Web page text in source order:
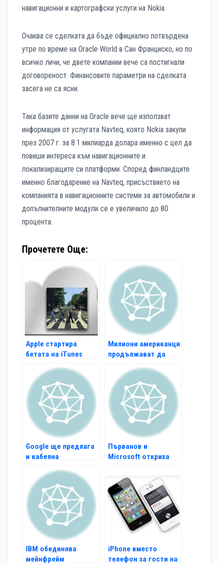
навигационни и картографски услуги на Nokia.
Очаква се сделката да бъде официално потвърдена
утре по време на Oracle World в Сан Франциско, но по
всичко личи, че двете компании вече са постигнали
договореност. Финансовите параметри на сделката
засега не са ясни.
Така базите данни на Oracle вече ще използват
информация от услугата Navteq, която Nokia закупи
през 2007 г. за 8.1 милиарда долара именно с цел да
повиши интереса към навигационните и
локализиращите си платформи. Според финландците
именно благодарение на Nаvteq, присъствието на
компанията в навигационните системи за автомобили и
допълнителните модули се е увеличило до 80
процента.
Прочетете Още:
Apple стартира
бетата на iTunes
Милиони американци
продължават да
Google ще предлага
и кабелна
Първанов и
Microsoft откриха
УНСС
IBM обединява
мейнфрейм
iPhone вместо
телефон за гости на